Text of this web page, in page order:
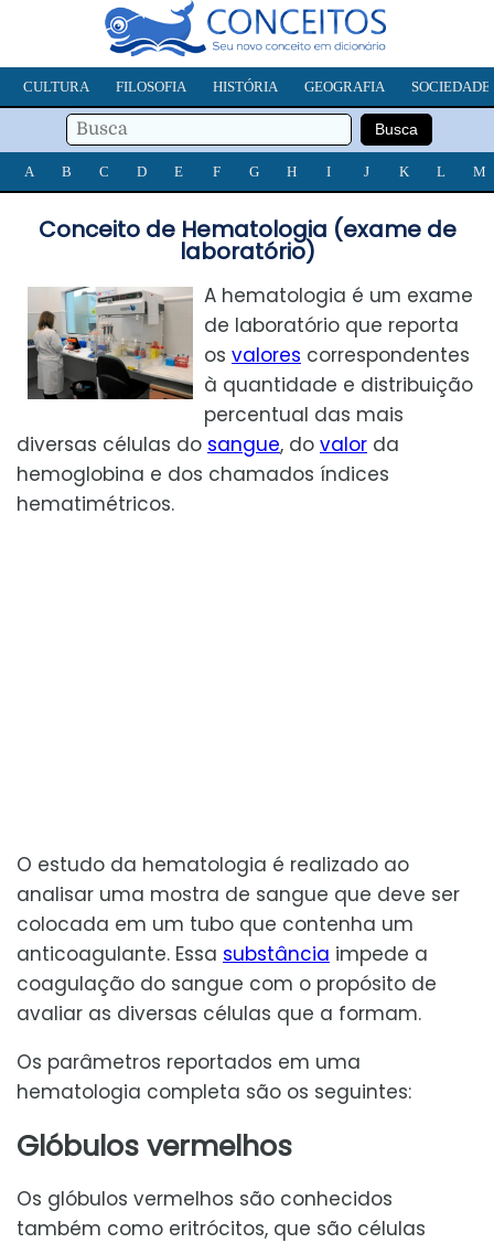
CULTURA FILOSOFIA HISTÓRIA GEOGRAFIA SOCIEDADE
A B C D E F G H I J K L M
Conceito de Hematologia (exame de
laboratório)
A hematologia é um exame
de laboratório que reporta
os valores correspondentes
à quantidade e distribuição
percentual das mais
diversas células do sangue, do valor da
hemoglobina e dos chamados índices
hematimétricos.
O estudo da hematologia é realizado ao
analisar uma mostra de sangue que deve ser
colocada em um tubo que contenha um
anticoagulante. Essa substância impede a
coagulação do sangue com o propósito de
avaliar as diversas células que a formam.
Os parâmetros reportados em uma
hematologia completa são os seguintes:
Glóbulos vermelhos
Os glóbulos vermelhos são conhecidos
também como eritrócitos, que são células